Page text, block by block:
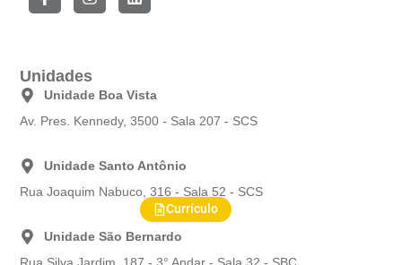
Currículo
Unidades
Unidade Boa Vista
Av. Pres. Kennedy, 3500 - Sala 207 - SCS
Unidade Santo Antônio
Rua Joaquim Nabuco, 316 - Sala 52 - SCS
Unidade São Bernardo
c
o
o
k
-
s
g
r
a
m
n
n